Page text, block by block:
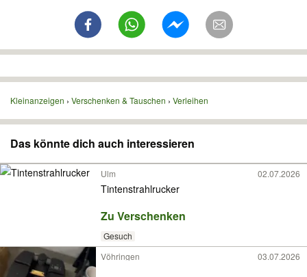
Kleinanzeigen Verschenken & Tauschen Verleihen
Das könnte dich auch interessieren
Ulm 02.07.2026
Tintenstrahlrucker
Zu Verschenken
Gesuch
Vöhringen 03.07.2026